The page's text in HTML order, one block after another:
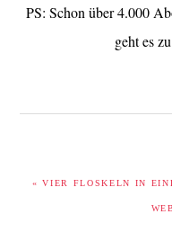
PS: Schon über 4.000
geht es
BEITRAG:
« VIER FLOSKELN IN